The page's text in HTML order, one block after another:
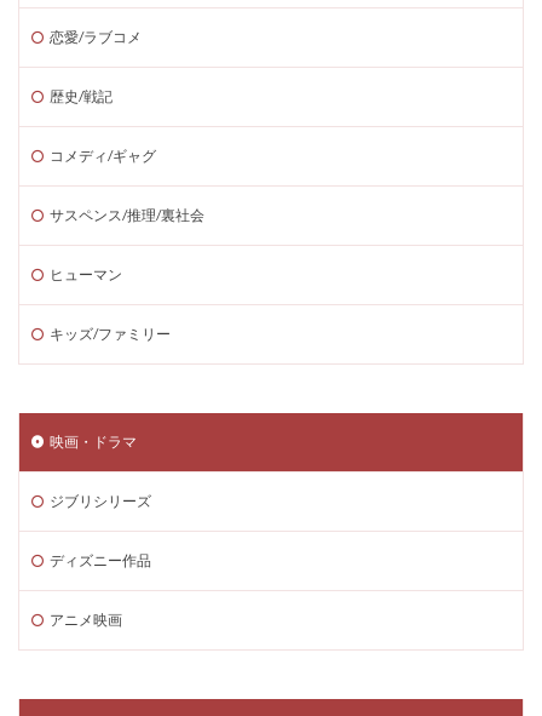
恋愛/ラブコメ
歴史/戦記
コメディ/ギャグ
サスペンス/推理/裏社会
ヒューマン
キッズ/ファミリー
映画・ドラマ
ジブリシリーズ
ディズニー作品
アニメ映画